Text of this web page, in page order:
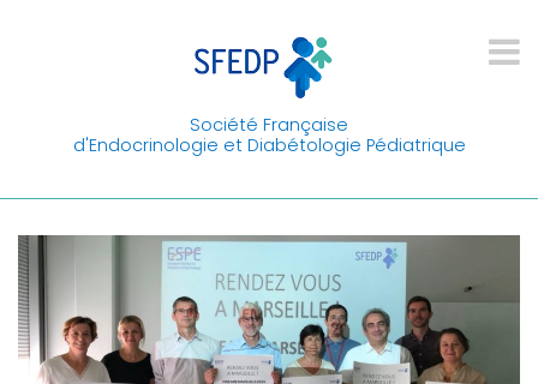
Société Française
d'Endocrinologie et Diabétologie Pédiatrique